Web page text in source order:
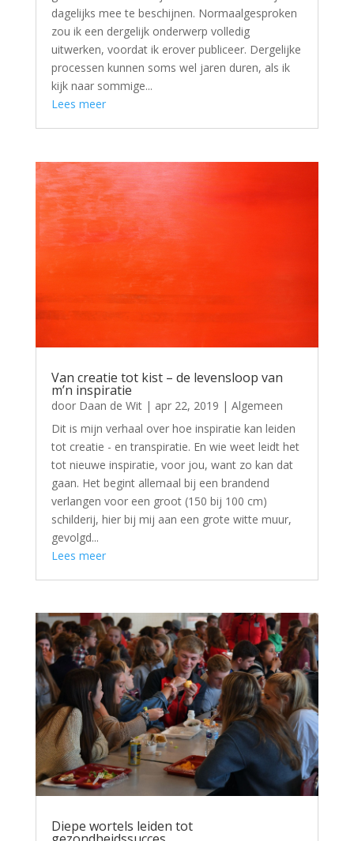
dagelijks mee te beschijnen. Normaalgesproken
zou ik een dergelijk onderwerp volledig
uitwerken, voordat ik erover publiceer. Dergelijke
processen kunnen soms wel jaren duren, als ik
kijk naar sommige...
Lees meer
Van creatie tot kist – de levensloop van
m’n inspiratie
door Daan de Wit| apr 22, 2019 | Algemeen
Dit is mijn verhaal over hoe inspiratie kan leiden
tot creatie - en transpiratie. En wie weet leidt het
tot nieuwe inspiratie, voor jou, want zo kan dat
gaan. Het begint allemaal bij een brandend
verlangen voor een groot (150 bij 100 cm)
schilderij, hier bij mij aan een grote witte muur,
gevolgd...
Lees meer
Diepe wortels leiden tot